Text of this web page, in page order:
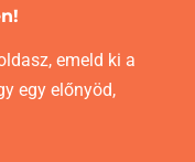
emeld ki a
egy előnyöd,